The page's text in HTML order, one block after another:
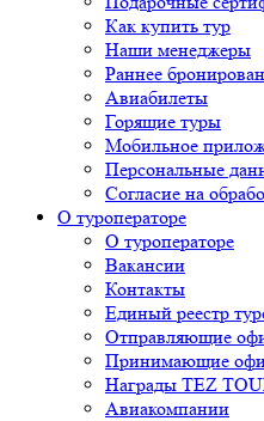
Как купить тур
Наши менеджеры
Раннее
Авиабилеты
Горящие туры
Мобильное
Персональные
Согласие на
О туроператоре
О туроператоре
Вакансии
Контакты
Единый реестр
Отправляющие
Принимающие
Награды TEZ
Авиакомпании